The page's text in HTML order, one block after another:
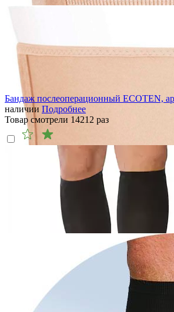
Бандаж послеоперационный ECOTEN,
наличии Подробнее
Товар смотрели 14212 раз